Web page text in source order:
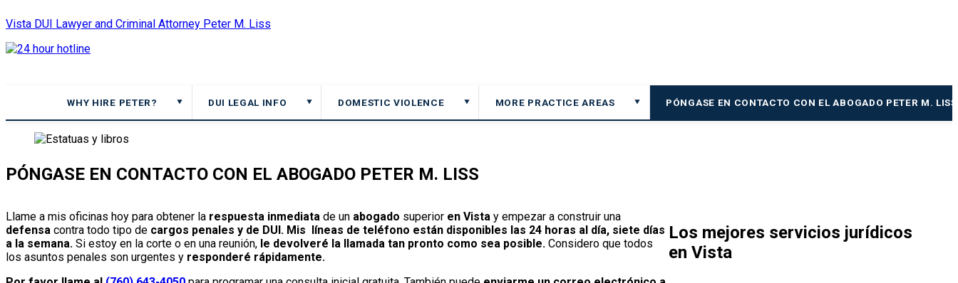
Vista DUI Lawyer and Criminal Attorney Peter M. Liss
Call
24-
WHY HIRE PETER? ▼ DUI LEGAL INFO ▼ DOMESTIC VIOLENCE ▼ MORE PRACTICE AREAS ▼ PÓNGASE EN CONTACTO CON EL ABOGADO PETER M. LISS
PÓNGASE EN CONTACTO CON EL ABOGADO PETER M. LISS
Llame a mis oficinas hoy para obtener la respuesta inmediata de un abogado superior en Vista y empezar a construir una
defensa contra todo tipo de cargos penales y de DUI. Mis líneas de teléfono están disponibles las 24 horas al día, siete días
a la semana. Si estoy en la corte o en una reunión, le devolveré la llamada tan pronto como sea posible. Considero que todos
los asuntos penales son urgentes y responderé rápidamente.
Los mejores servicios jurídicos
en Vista